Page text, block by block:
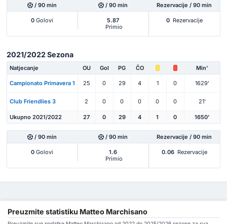
/ 90 min / 90 min Rezervacije / 90 min
0 Golovi
5.87
Primio
0 Rezervacije
2021/2022 Sezona
Natjecanje OU Gol PG ČO Min'
Campionato Primavera 1 25 0 29 4 1 0 1629'
Club Friendlies 3 2 0 0 0 0 0 21'
Ukupno 2021/2022 27 0 29 4 1 0 1650'
/ 90 min / 90 min Rezervacije / 90 min
0 Golovi
1.6
Primio
0.06 Rezervacije
Preuzmite statistiku Matteo Marchisano